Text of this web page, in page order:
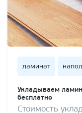
ламинат
Укладываем
бесплатно
Стоимость